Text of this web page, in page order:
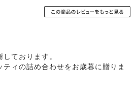
ております。
ティの詰め合わせをお歳暮に贈りま